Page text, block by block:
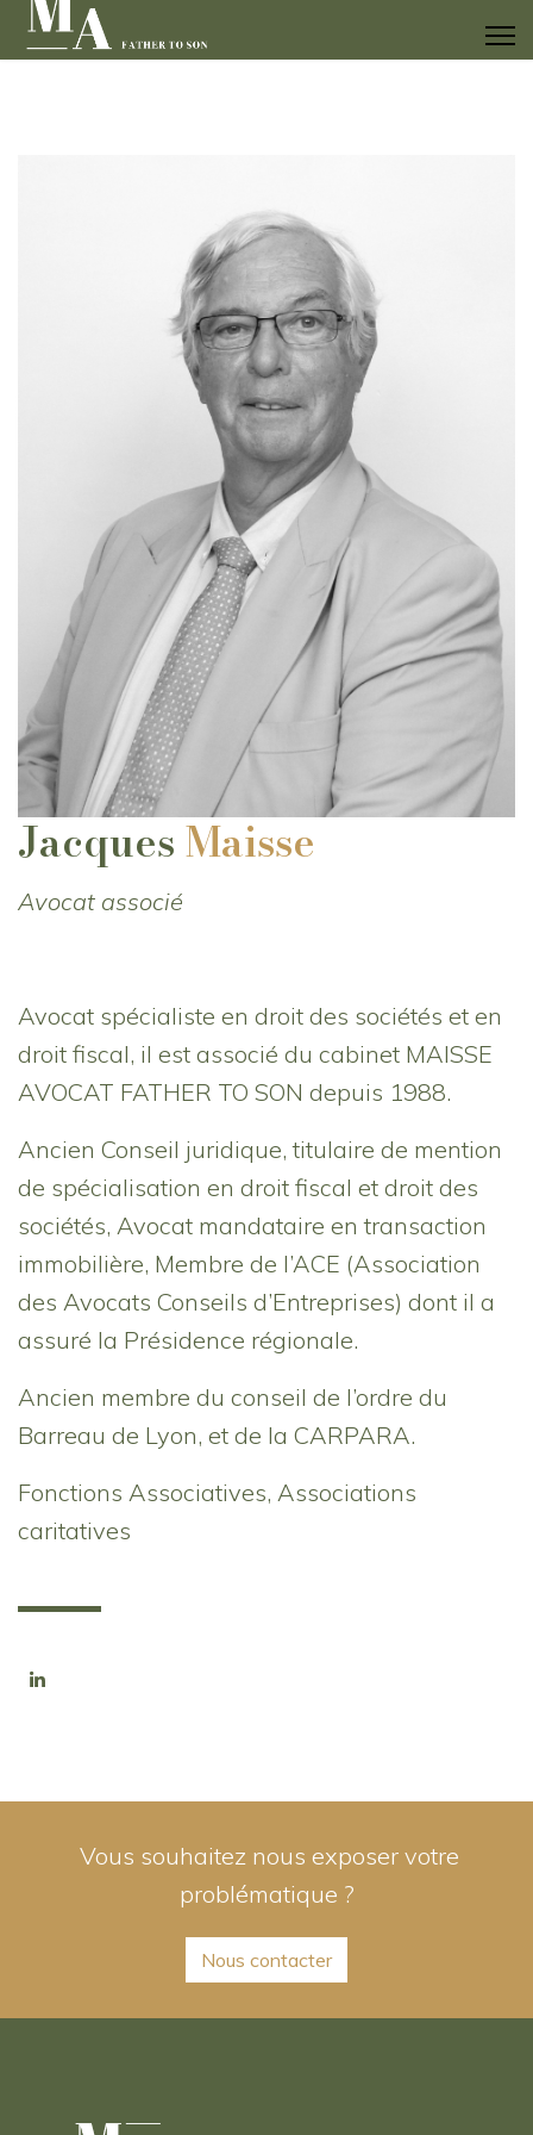
JacquesMaisse
Avocat associé
Avocat spécialiste en droit des sociétés et en
droit fiscal, il est associé du cabinet MAISSE
AVOCAT FATHER TO SON depuis 1988.
Ancien Conseil juridique, titulaire de mention
de spécialisation en droit fiscal et droit des
sociétés, Avocat mandataire en transaction
immobilière, Membre de l’ACE (Association
des Avocats Conseils d’Entreprises) dont il a
assuré la Présidence régionale.
Ancien membre du conseil de l’ordre du
Barreau de Lyon, et de la CARPARA.
Fonctions Associatives, Associations
caritatives
Linkedin
Vous souhaitez nous exposer votre
problématique ?
Nous contacter